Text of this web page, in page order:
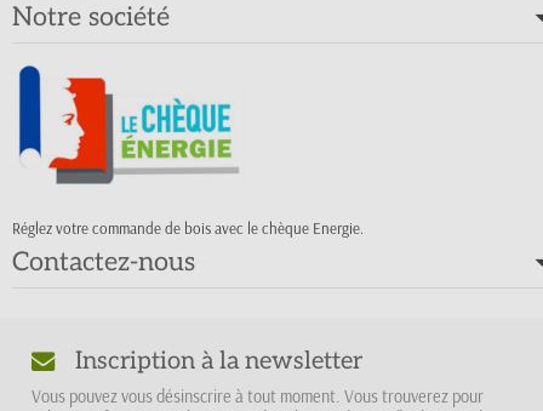
Notre société
Réglez votre commande de bois avec le chèque Energie.
Contactez-nous
Inscription à la newsletter
Vous pouvez vous désinscrire à tout moment. Vous trouverez pour